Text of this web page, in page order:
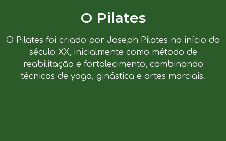
O Pilates
O Pilates foi criado por Joseph Pilates no início do
século XX, inicialmente como método de
reabilitação e fortalecimento, combinando
técnicas de yoga, ginástica e artes marciais.